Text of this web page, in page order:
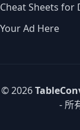
Cheat Sheets for
Your Ad Here
© 2026
- 所